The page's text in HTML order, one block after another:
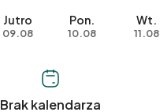
Jutro
09.08
Pon.
10.08
Wt.
11.08
Brak kalendarza